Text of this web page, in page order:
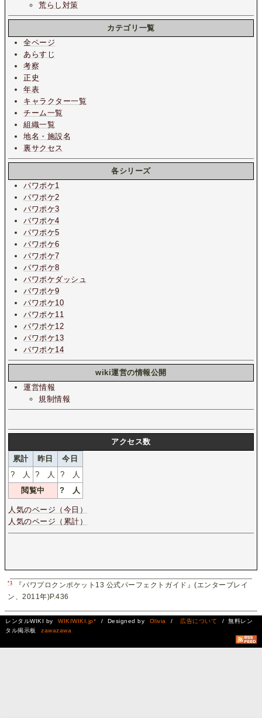
荒らし対策
カテゴリ一覧
全ページ
あらすじ
考察
正史
年表
キャラクター一覧
チーム一覧
組織一覧
地名・施設名
裏サクセス
各シリーズ
パワポケ1
パワポケ2
パワポケ3
パワポケ4
パワポケ5
パワポケ6
パワポケ7
パワポケ8
パワポケダッシュ
パワポケ9
パワポケ10
パワポケ11
パワポケ12
パワポケ13
パワポケ14
wiki運営の情報公開
運営情報
規制情報
アクセス数
累計
昨日
今日
? 人 ? 人 ? 人
閲覧中
? 人
人気のページ（今日）
人気のページ（累計）
*1
『パワプロクンポケット13 公式パーフェクトガイド』(エンターブレイ
ン、2011年)P.436
レンタルWIKI by WIKIWIKI.jp* / Designed by Olivia / 広告について
/ 無料レン
タル掲示板
zawazawa